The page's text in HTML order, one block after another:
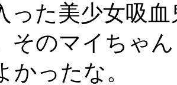
た美少女吸
そのマイちゃ
かったな。